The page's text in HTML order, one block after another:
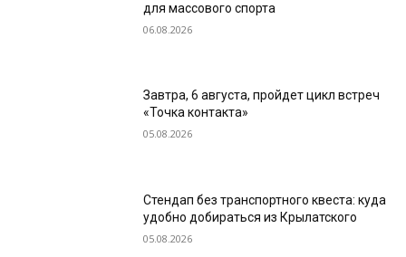
для массового спорта
06.08.2026
Завтра, 6 августа, пройдет цикл встреч
«Точка контакта»
05.08.2026
Стендап без транспортного квеста: куда
удобно добираться из Крылатского
05.08.2026